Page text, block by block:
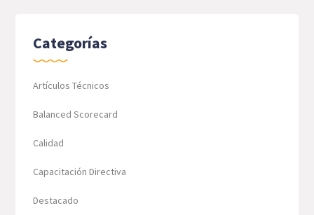
Categorías
Artículos Técnicos
Balanced Scorecard
Calidad
Capacitación Directiva
Destacado